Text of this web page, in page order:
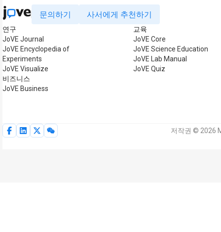
문의하기 사서에게 추천하기
연구
JoVE Journal
JoVE Encyclopedia of
Experiments
JoVE Visualize
비즈니스
JoVE Business
교육
JoVE Core
JoVE Science Education
JoVE Lab Manual
JoVE Quiz
저작권 © 2026